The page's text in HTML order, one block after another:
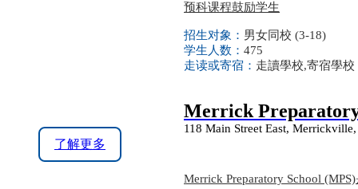
预科课程鼓励学生
招生对象： 男女同校 (3-18)
学生人数： 475
走读或寄宿： 走讀學校,寄宿學校
了解更多
Merrick
118 Main Street East,
Merrick Preparatory School